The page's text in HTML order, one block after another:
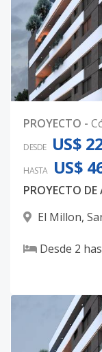
PROYECTO -
DESDE US$
HASTA US$
PROYECTO
El Millon,
Desde 2